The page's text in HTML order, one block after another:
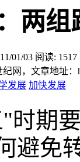
两
01/03 阅读: 1517
网，文章地址：
发展 加快发展
时期
避免